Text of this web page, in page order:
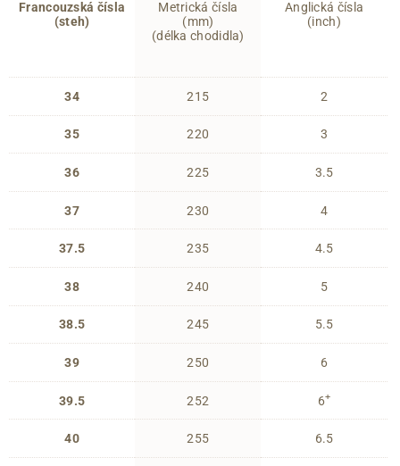
Francouzská čísla
(steh)
34
35
36
37
37.5
38
38.5
39
39.5
40
Metrická čísla
(mm)
(délka chodidla)
215
220
225
230
235
240
245
250
252
255
Anglická čísla
(inch)
2
3
3.5
4
4.5
5
5.5
6
6+
6.5